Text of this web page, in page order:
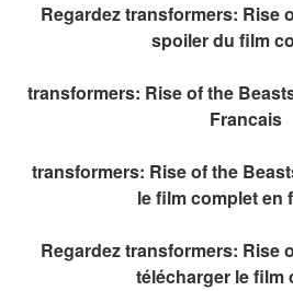
Regardez transformers: Rise
spoiler du film
transformers: Rise of the
Francais
transformers: Rise of the
le film complet en
Regardez transformers: Rise
télécharger le film